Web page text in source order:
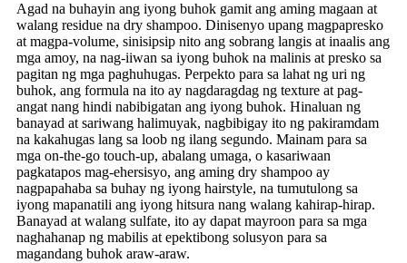
Agad na buhayin ang iyong buhok gamit ang aming magaan at
walang residue na dry shampoo. Dinisenyo upang magpapresko
at magpa-volume, sinisipsip nito ang sobrang langis at inaalis ang
mga amoy, na nag-iiwan sa iyong buhok na malinis at presko sa
pagitan ng mga paghuhugas. Perpekto para sa lahat ng uri ng
buhok, ang formula na ito ay nagdaragdag ng texture at pag-
angat nang hindi nabibigatan ang iyong buhok. Hinaluan ng
banayad at sariwang halimuyak, nagbibigay ito ng pakiramdam
na kakahugas lang sa loob ng ilang segundo. Mainam para sa
mga on-the-go touch-up, abalang umaga, o kasariwaan
pagkatapos mag-ehersisyo, ang aming dry shampoo ay
nagpapahaba sa buhay ng iyong hairstyle, na tumutulong sa
iyong mapanatili ang iyong hitsura nang walang kahirap-hirap.
Banayad at walang sulfate, ito ay dapat mayroon para sa mga
naghahanap ng mabilis at epektibong solusyon para sa
magandang buhok araw-araw.